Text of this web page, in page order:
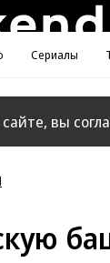
Сериалы
вы